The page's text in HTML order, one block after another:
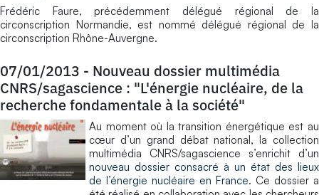
Frédéric Faure, précédemment délégué régional de la
circonscription Normandie, est nommé délégué régional de la
circonscription Rhône-Auvergne.
07/01/2013 - Nouveau dossier multimédia
CNRS/sagascience : "L'énergie nucléaire, de la
recherche fondamentale à la société"
Au moment où la transition énergétique est au
cœur d’un grand débat national, la collection
multimédia CNRS/sagascience s’enrichit d’un
nouveau dossier consacré à un état des lieux
de l’énergie nucléaire en France. Ce dossier a